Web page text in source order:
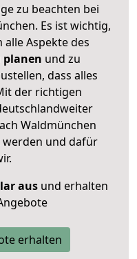
zu beachten bei
Es ist wichtig,
alle Aspekte des
planen und zu
dass alles
der richtigen
Waldmünchen
und dafür
ausund erhalten
erhalten